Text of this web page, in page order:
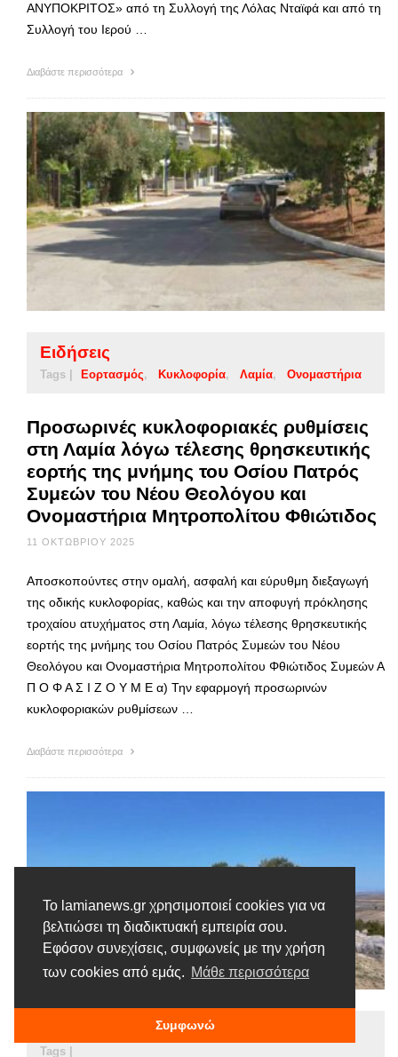
Το lamianews.gr χρησιμοποιεί cookies για να
βελτιώσει τη διαδικτυακή εμπειρία σου.
Εφόσον συνεχίσεις, συμφωνείς με την χρήση
των cookies από εμάς. Μάθε περισσότερα
Συμφωνώ
ΑΝΥΠΟΚΡΙΤΟΣ» από τη Συλλογή της Λόλας Νταϊφά και από τη
Συλλογή του Ιερού …
Διαβάστε περισσότερα
Ειδήσεις
Tags | Εορτασμός Κυκλοφορία Λαμία Ονομαστήρια
Προσωρινές κυκλοφοριακές ρυθμίσεις
στη Λαμία λόγω τέλεσης θρησκευτικής
εορτής της μνήμης του Οσίου Πατρός
Συμεών του Νέου Θεολόγου και
Ονομαστήρια Μητροπολίτου Φθιώτιδος
11 ΟΚΤΩΒΡΊΟΥ 2025
Αποσκοπούντες στην ομαλή, ασφαλή και εύρυθμη διεξαγωγή
της οδικής κυκλοφορίας, καθώς και την αποφυγή πρόκλησης
τροχαίου ατυχήματος στη Λαμία, λόγω τέλεσης θρησκευτικής
εορτής της μνήμης του Οσίου Πατρός Συμεών του Νέου
Θεολόγου και Ονομαστήρια Μητροπολίτου Φθιώτιδος Συμεών Α
Π Ο Φ Α Σ Ι Ζ Ο Υ Μ Ε α) Την εφαρμογή προσωρινών
κυκλοφοριακών ρυθμίσεων …
Διαβάστε περισσότερα
Tags |